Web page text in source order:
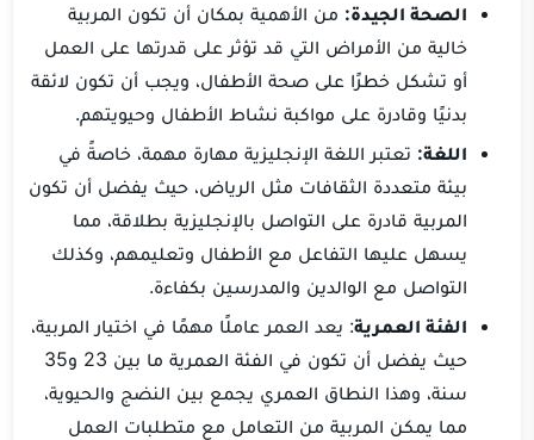
الصحة الجيدة: من الأهمية بمكان أن تكون المربية
خالية من الأمراض التي قد تؤثر على قدرتها على العمل
أو تشكل خطرًا على صحة الأطفال، ويجب أن تكون لائقة
بدنيًا وقادرة على مواكبة نشاط الأطفال وحيويتهم.
اللغة: تعتبر اللغة الإنجليزية مهارة مهمة، خاصةً في
بيئة متعددة الثقافات مثل الرياض، حيث يفضل أن تكون
المربية قادرة على التواصل بالإنجليزية بطلاقة، مما
يسهل عليها التفاعل مع الأطفال وتعليمهم، وكذلك
التواصل مع الوالدين والمدرسين بكفاءة.
الفئة العمرية: يعد العمر عاملًا مهمًا في اختيار المربية،
حيث يفضل أن تكون في الفئة العمرية ما بين 23 و35
سنة، وهذا النطاق العمري يجمع بين النضج والحيوية،
مما يمكن المربية من التعامل مع متطلبات العمل